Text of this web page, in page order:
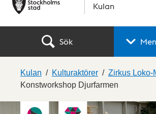
Kulan
Sök
Kulan Kulturaktörer
Zirkus Loko-
Konstworkshop Djurfarmen